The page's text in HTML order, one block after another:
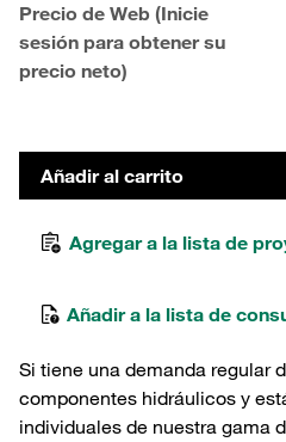
Precio de Web (Inicie
sesión para obtener su
precio neto)
Añadir al carrito
Agregar a la lista de
Añadir a la lista de
Si tiene una demanda regular
componentes hidráulicos y
individuales de nuestra gama